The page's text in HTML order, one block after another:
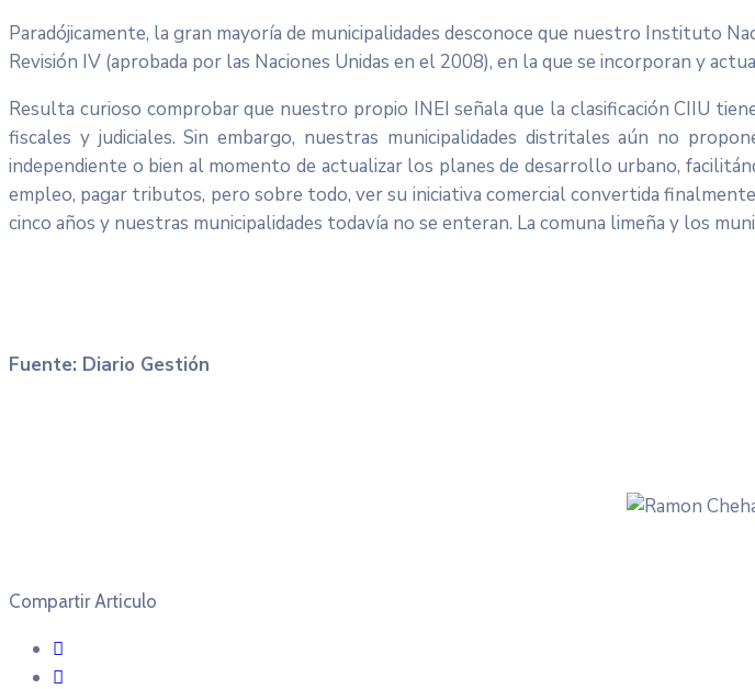
Paradójicamente, la gran mayoría de municipalidades desconoce que nuestro Instituto
Revisión IV (aprobada por las Naciones Unidas en el 2008), en la que se incorporan y
Resulta curioso comprobar que nuestro propio INEI señala que la clasificación CIIU
fiscales y judiciales. Sin embargo, nuestras municipalidades distritales aún no
independiente o bien al momento de actualizar los planes de desarrollo urbano,
empleo, pagar tributos, pero sobre todo, ver su iniciativa comercial convertida
cinco años y nuestras municipalidades todavía no se enteran. La comuna limeña y los
Fuente: Diario Gestión
Compartir Articulo